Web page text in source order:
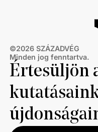
©2026 SZÁZADVÉG
Minden jog fenntartva.
Értesüljön